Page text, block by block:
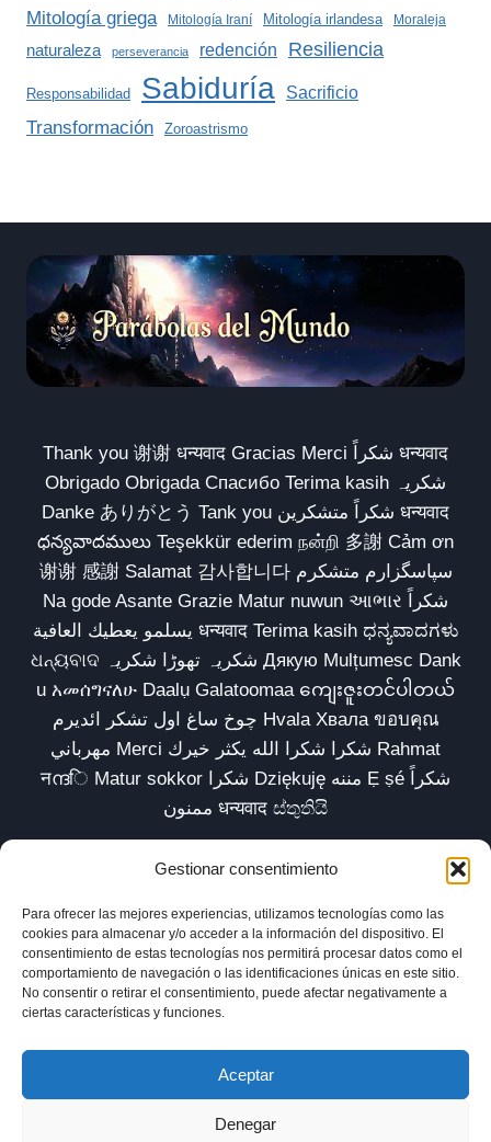
Gestionar consentimiento
Para ofrecer las mejores experiencias, utilizamos tecnologías como las
cookies para almacenar y/o acceder a la información del dispositivo. El
consentimiento de estas tecnologías nos permitirá procesar datos como el
comportamiento de navegación o las identificaciones únicas en este sitio.
No consentir o retirar el consentimiento, puede afectar negativamente a
ciertas características y funciones.
Aceptar
Denegar
Mitología griega Mitología Iraní Mitología irlandesa Moraleja
naturaleza perseverancia redención Resiliencia
Responsabilidad Sabiduría Sacrificio
Transformación Zoroastrismo
Thank you 谢谢 धन्यवाद Gracias Merci شكراً धन्यवाद
Obrigado Obrigada Спасибо Terima kasih شکریہ
Danke ありがとう Tank you شكراً متشكرين धन्यवाद
ధన్యవాదములు Teşekkür ederim நன்றி 多謝 Cảm ơn
谢谢 感謝 Salamat 감사합니다 سپاسگزارم متشکرم
Na gode Asante Grazie Matur nuwun આભાર شكراً
يسلمو يعطيك العافية धन्यवाद Terima kasih ಧನ್ಯವಾದಗಳು
ଧନ୍ୟବାଦ شکریہ تھوڑا شکریہ Дякую Mulțumesc Dank
u አመሰግናለሁ Daalụ Galatoomaa ကျေးဇူးတင်ပါတယ်
چوخ ساغ اول تشکر ائدیرم Hvala Хвала ขอบคุณ
مهرباني Merci شكرا شكرا الله يكثر خيرك Rahmat
नന്ദि Matur sokkor شكرا Dziękuję مننه Ẹ ṣé شكراً
ممنون धन्यवाद ස්තුතියි
Inicio Biblioteca Parábolas TV
Comunidad
Esencia
Blog
Política de privacidad
Aviso legal
Política de cookies (UE)